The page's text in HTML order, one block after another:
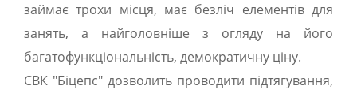
займає трохи місця, має безліч елементів для
занять, а найголовніше з огляду на його
багатофункціональність, демократичну ціну.
СВК "Біцепс" дозволить проводити підтягування,